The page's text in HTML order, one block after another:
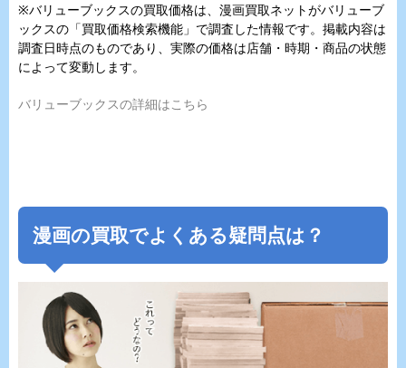
※バリューブックスの買取価格は、漫画買取ネットがバリューブ
ックスの「買取価格検索機能」で調査した情報です。掲載内容は
調査日時点のものであり、実際の価格は店舗・時期・商品の状態
によって変動します。
バリューブックスの詳細はこちら
漫画の買取でよくある疑問点は？